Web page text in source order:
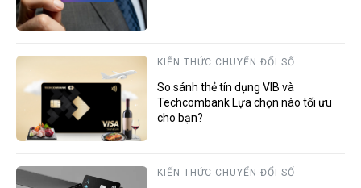
KIẾN THỨC CHUYỂN ĐỔI SỐ
So sánh thẻ tín dụng VIB và
Techcombank Lựa chọn nào tối ưu
cho bạn?
KIẾN THỨC CHUYỂN ĐỔI SỐ